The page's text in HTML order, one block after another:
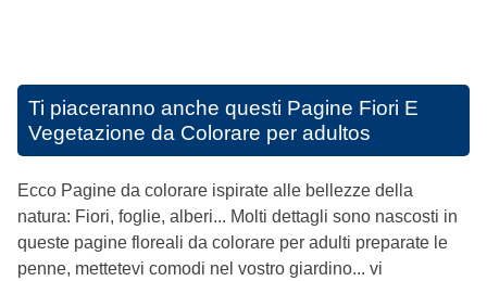
Ti piaceranno anche questi Pagine Fiori E
Vegetazione da Colorare per adultos
Ecco Pagine da colorare ispirate alle bellezze della
natura: Fiori, foglie, alberi... Molti dettagli sono nascosti in
queste pagine floreali da colorare per adulti preparate le
penne, mettetevi comodi nel vostro giardino... vi